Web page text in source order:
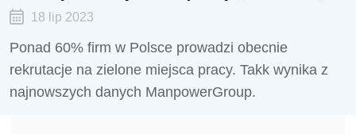
18 lip 2023
Ponad 60% firm w Polsce prowadzi obecnie
rekrutacje na zielone miejsca pracy. Takk wynika z
najnowszych danych ManpowerGroup.